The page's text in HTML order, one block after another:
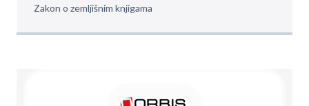
Zakon o zemljišnim knjigama